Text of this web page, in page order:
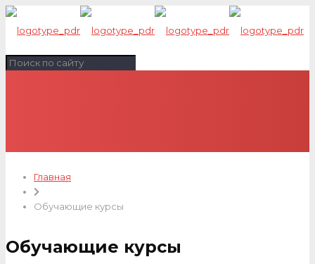
Главная
Обучающие курсы
Обучающие курсы